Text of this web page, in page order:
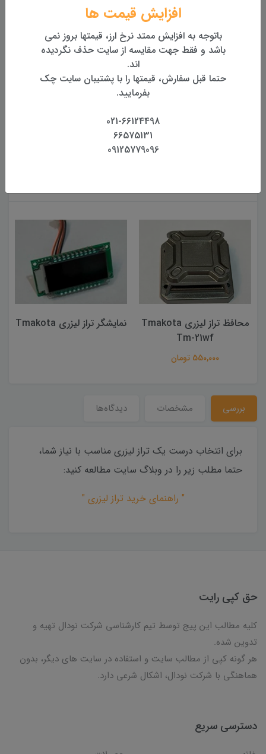
تحویل یک تا دو روزه درب محل
بهترین قیمت
بهترین قیمت روز تجهیزات
تضمین اصالت و کیفیت کالا
همراه با گارانتی معتبر
بازگشت وجه
بازگشت وجه بدون قید و شرط
محافظ تراز لیزری Tmakota
Tm-21wf
550,000 تومان
نمایشگر تراز لیزری Tmakota
بررسی مشخصات دیدگاه‌ها
برای انتخاب درست یک تراز لیزری مناسب با نیاز شما،
حتما مطلب زیر را در وبلاگ سایت مطالعه کنید:
" راهنمای خرید تراز لیزری "
حق کپی رایت
کلیه مطالب این پیج توسط تیم کارشناسی شرکت نودال تهیه و
تدوین شده.
هر گونه کپی از مطالب سایت و استفاده در سایت های دیگر، بدون
هماهنگی با شرکت نودال، اشکال شرعی دارد.
دسترسی سریع
افزایش قیمت ها
باتوجه به افزایش ممتد نرخ ارز، قیمتها بروز نمی
باشد و فقط جهت مقایسه از سایت حذف نگردیده
اند.
حتما قبل سفارش، قیمتها را با پشتیبان سایت چک
بفرمایید.
021-66124498
66575131
09125779096